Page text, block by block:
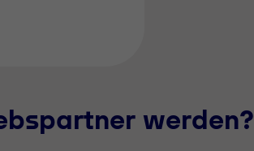
werden?